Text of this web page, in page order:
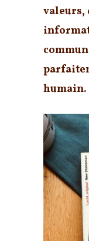
valeurs,
humain.